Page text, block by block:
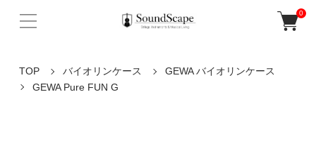
0
TOP バイオリンケース
GEWA バイオリンケース
GEWA Pure FUN G